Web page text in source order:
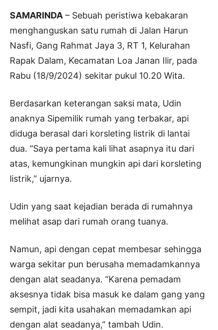
SAMARINDA – Sebuah peristiwa kebakaran
menghanguskan satu rumah di Jalan Harun
Nasfi, Gang Rahmat Jaya 3, RT 1, Kelurahan
Rapak Dalam, Kecamatan Loa Janan Ilir, pada
Rabu (18/9/2024) sekitar pukul 10.20 Wita.
Berdasarkan keterangan saksi mata, Udin
anaknya Sipemilik rumah yang terbakar, api
diduga berasal dari korsleting listrik di lantai
dua. “Saya pertama kali lihat asapnya itu dari
atas, kemungkinan mungkin api dari korsleting
listrik,” ujarnya.
Udin yang saat kejadian berada di rumahnya
melihat asap dari rumah orang tuanya.
Namun, api dengan cepat membesar sehingga
warga sekitar pun berusaha memadamkannya
dengan alat seadanya. “Karena pemadam
aksesnya tidak bisa masuk ke dalam gang yang
sempit, jadi kita usahakan memadamkan api
dengan alat seadanya,” tambah Udin.